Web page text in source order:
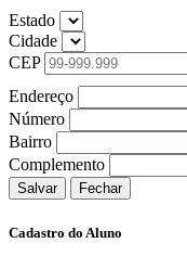
Estado
Cidade
CEP
Endereço
Número
Bairro
Complemento
Salvar Fechar
Cadastro do Aluno